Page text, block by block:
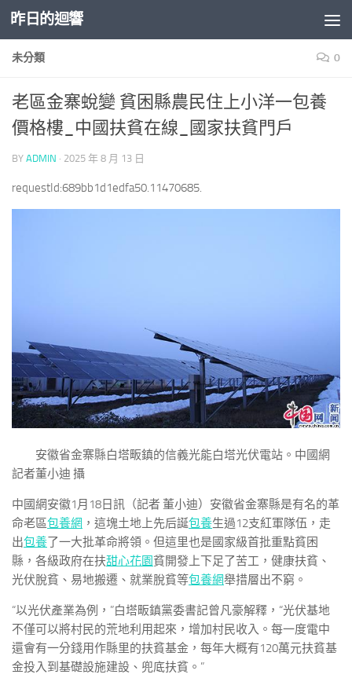
Skip to content
昨日的迴響
未分類 0
老區金寨蛻變 貧困縣農民住上小洋一包養
價格樓_中國扶貧在線_國家扶貧門戶
BY ADMIN · 2025 年 8 月 13 日
requestId:689bb1d1edfa50.11470685.
安徽省金寨縣白塔畈鎮的信義光能白塔光伏電站。中國網
記者董小迪 攝
中國網安徽1月18日訊（記者 董小迪）安徽省金寨縣是有名的革
命老區包養網 ，這塊土地上先后誕包養生過12支紅軍隊伍，走
出包養了一大批革命將領。但這里也是國家級首批重點貧困
縣，各級政府在扶甜心花園貧開發上下足了苦工，健康扶貧、
光伏脫貧、易地搬遷、就業脫貧等包養網舉措層出不窮。
“以光伏產業為例，”白塔畈鎮黨委書記曾凡豪解釋，“光伏基地
不僅可以將村民的荒地利用起來，增加村民收入。每一度電中
還會有一分錢用作縣里的扶貧基金，每年大概有120萬元扶貧基
金投入到基礎設施建設、兜底扶貧。”